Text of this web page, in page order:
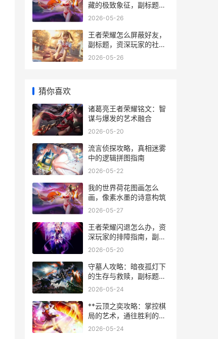
藏的极致象征，副标题，
虚拟奢华的巅峰与争议**
2026-05-26
王者荣耀怎么屏蔽好友，
副标题，资深玩家的社交
管理心得
2026-05-26
猜你喜欢
诸葛亮王者荣耀铭文：智
谋与爆发的艺术融合
2026-05-20
流言侦探攻略，真相迷雾
中的逻辑拼图指南
2026-05-22
我的世界荷花图画怎么
画，像素水墨的诗意构筑
2026-05-27
王者荣耀闪退怎么办，资
深玩家的排障指南，副标
题：从入门到精通的稳定
2026-05-20
守墓人攻略：暗夜孤灯下
的生存与救赎，副标题：
从墓园管理到真相探寻的
2026-05-24
**云顶之奕攻略：掌控棋
局的艺术，通往胜利的秘
籍**
2026-05-24